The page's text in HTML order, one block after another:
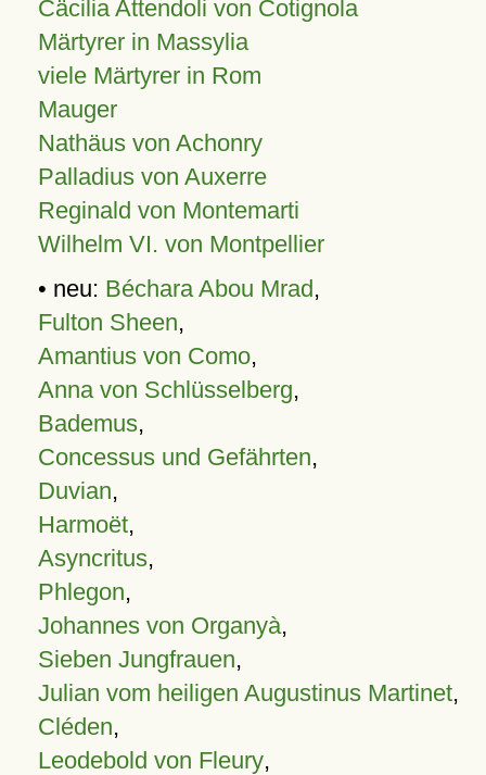
Cäcilia Attendoli von Cotignola
Märtyrer in Massylia
viele Märtyrer in Rom
Mauger
Nathäus von Achonry
Palladius von Auxerre
Reginald von Montemarti
Wilhelm VI. von Montpellier
• neu: Béchara Abou Mrad,
Fulton Sheen,
Amantius von Como,
Anna von Schlüsselberg,
Bademus,
Concessus und Gefährten,
Duvian,
Harmoët,
Asyncritus,
Phlegon,
Johannes von Organyà,
Sieben Jungfrauen,
Julian vom heiligen Augustinus Martinet,
Cléden,
Leodebold von Fleury,